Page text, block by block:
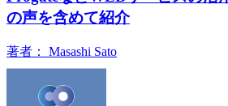
の声を含めて紹介
著者： Masashi Sato